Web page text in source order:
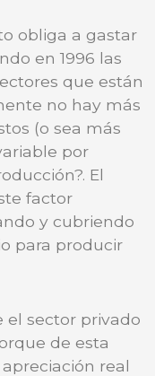
obliga a gastar
en 1996 las
que están
no hay más
(o sea más
por
El
factor
y cubriendo
para producir
el sector privado
de esta
real